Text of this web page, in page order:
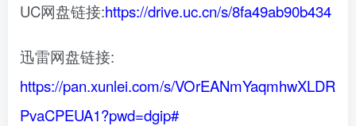
UC网盘链接:https://drive.uc.cn/s/8fa49ab90b434
迅雷网盘链接:
https://pan.xunlei.com/s/VOrEANmYaqmhwXLDR
PvaCPEUA1?pwd=dgip#